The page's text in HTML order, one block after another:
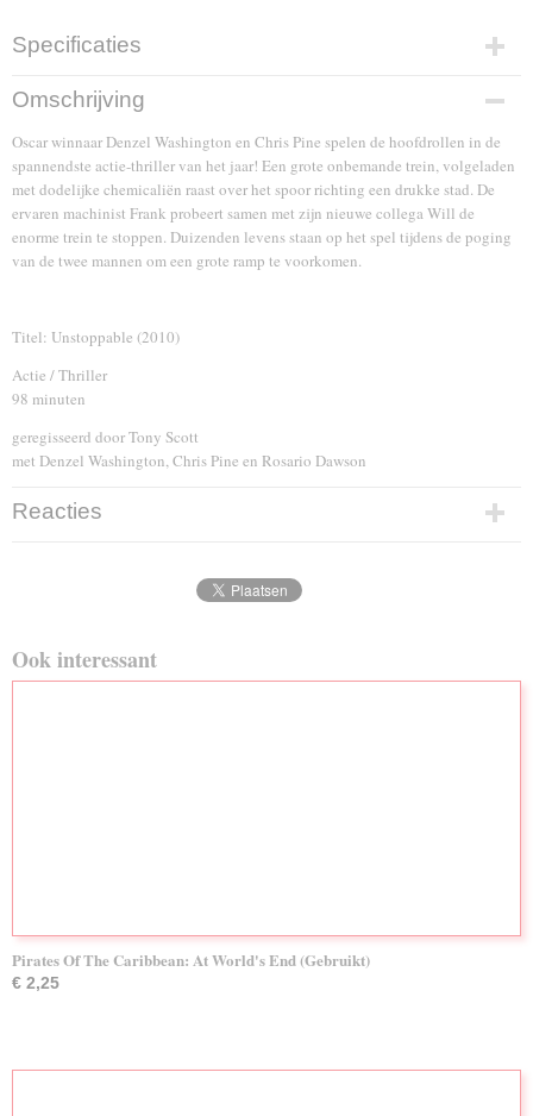
Specificaties
EAN code
8712626092063
Omschrijving
Oscar winnaar Denzel Washington en Chris Pine spelen de hoofdrollen in de
spannendste actie-thriller van het jaar! Een grote onbemande trein, volgeladen
met dodelijke chemicaliën raast over het spoor richting een drukke stad. De
ervaren machinist Frank probeert samen met zijn nieuwe collega Will de
enorme trein te stoppen. Duizenden levens staan op het spel tijdens de poging
van de twee mannen om een grote ramp te voorkomen.
Titel: Unstoppable (2010)
Actie / Thriller
98 minuten
geregisseerd door Tony Scott
met Denzel Washington, Chris Pine en Rosario Dawson
Reacties
Ook interessant
Pirates Of The Caribbean: At World's End (Gebruikt)
€ 2,25